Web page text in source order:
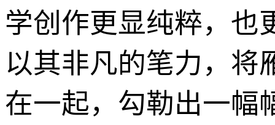
学创作更显纯粹，也
以其非凡的笔力，将
在一起，勾勒出一幅